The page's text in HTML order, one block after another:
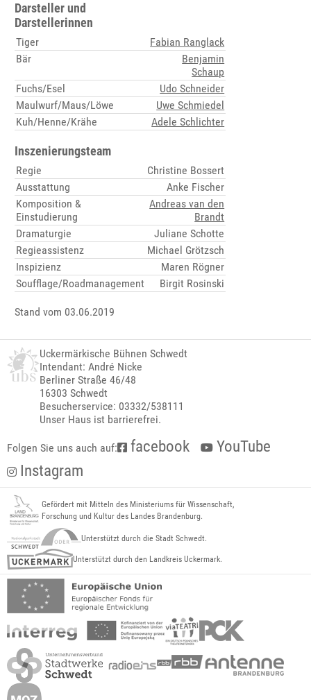
Darsteller und
Darstellerinnen
Tiger
Fabian Ranglack
Bär
Benjamin
Schaup
Fuchs/Esel
Udo Schneider
Maulwurf/Maus/Löwe
Uwe Schmiedel
Kuh/Henne/Krähe
Adele Schlichter
Inszenierungsteam
Regie
Christine Bossert
Ausstattung
Anke Fischer
Komposition &
Einstudierung
Andreas van den
Brandt
Dramaturgie
Juliane Schotte
Regieassistenz
Michael Grötzsch
Inspizienz
Maren Rögner
Soufflage/Roadmanagement
Birgit Rosinski
Stand vom 03.06.2019
Uckermärkische Bühnen Schwedt
Intendant: André Nicke
Berliner Straße 46/48
16303 Schwedt
Besucherservice: 03332/538111
Unser Haus ist barrierefrei.
Folgen Sie uns auch auf: facebook
YouTube
Instagram
Gefördert mit Mitteln des Ministeriums für Wissenschaft,
Forschung und Kultur des Landes Brandenburg.
Unterstützt durch die Stadt Schwedt.
Unterstützt durch den Landkreis Uckermark.